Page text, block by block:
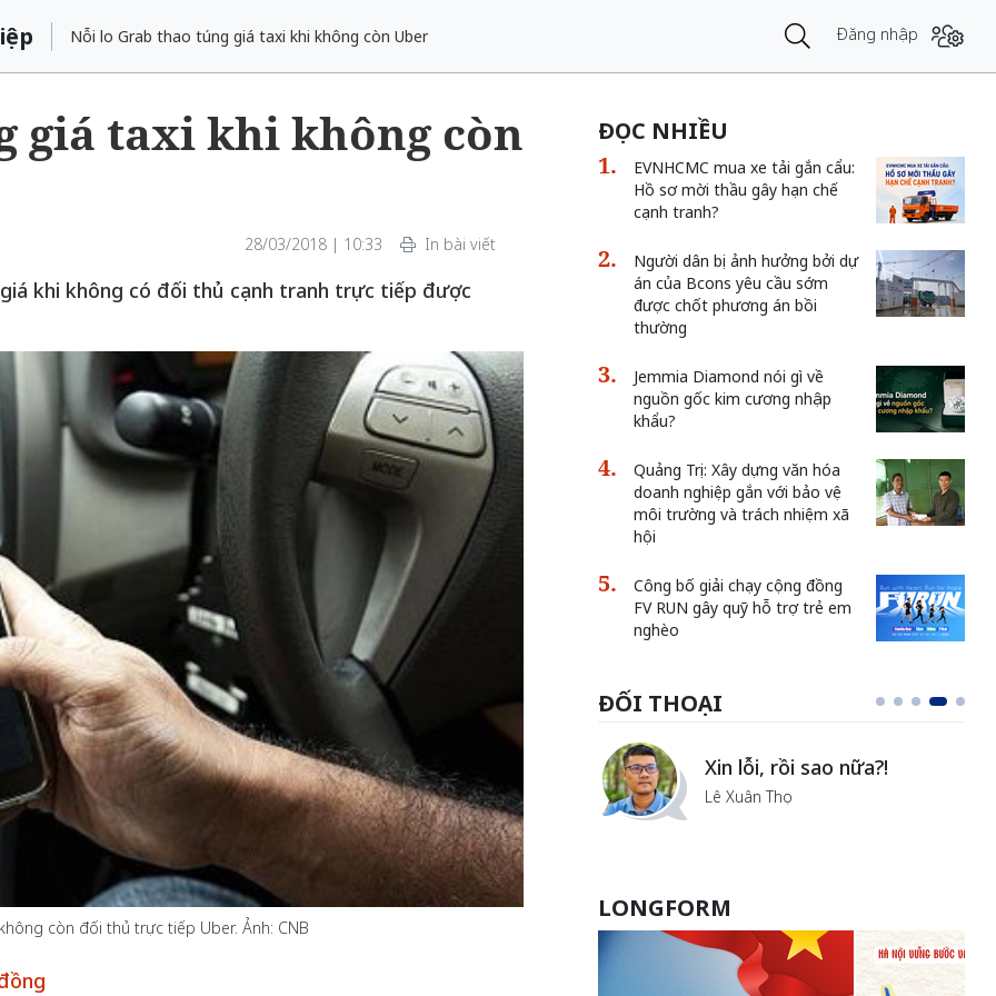
Nỗi lo Grab thao túng giá taxi khi không còn Uber Đăng nhập
giá taxi khi không còn
28/03/2018 | 10:33 In bài viết
khi không có đối thủ cạnh tranh trực tiếp được
còn đối thủ trực tiếp Uber. Ảnh: CNB
ĐỌC NHIỀU
EVNHCMC mua xe tải gắn cẩu:
Hồ sơ mời thầu gây hạn chế
cạnh tranh?
Người dân bị ảnh hưởng bởi dự
án của Bcons yêu cầu sớm
được chốt phương án bồi
thường
Jemmia Diamond nói gì về
nguồn gốc kim cương nhập
khẩu?
Quảng Trị: Xây dựng văn hóa
doanh nghiệp gắn với bảo vệ
môi trường và trách nhiệm xã
hội
Công bố giải chạy cộng đồng
FV RUN gây quỹ hỗ trợ trẻ em
nghèo
ĐỐI THOẠI
nhà
Bắc Biên - Giữ một ngôi
làng ven sông Hồng của Hà
Nội
TS. Trần Kim Hào
Xin lỗi, rồi sao nữa?!
Lê Xuân Thọ
LONGFORM